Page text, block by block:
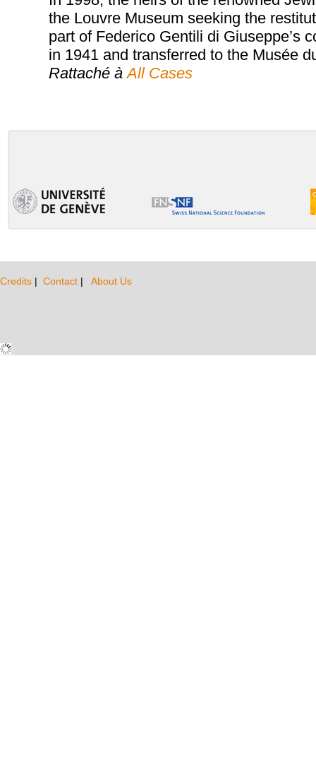
the Louvre Museum seeking the
part of Federico Gentili di Giuseppe’s
in 1941 and transferred to the Musée
Rattaché à All Cases
Credits | Contact | About Us